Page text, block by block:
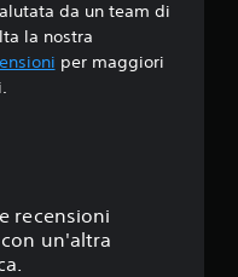
.
da un team di
la nostra
per maggiori
recensioni
un'altra